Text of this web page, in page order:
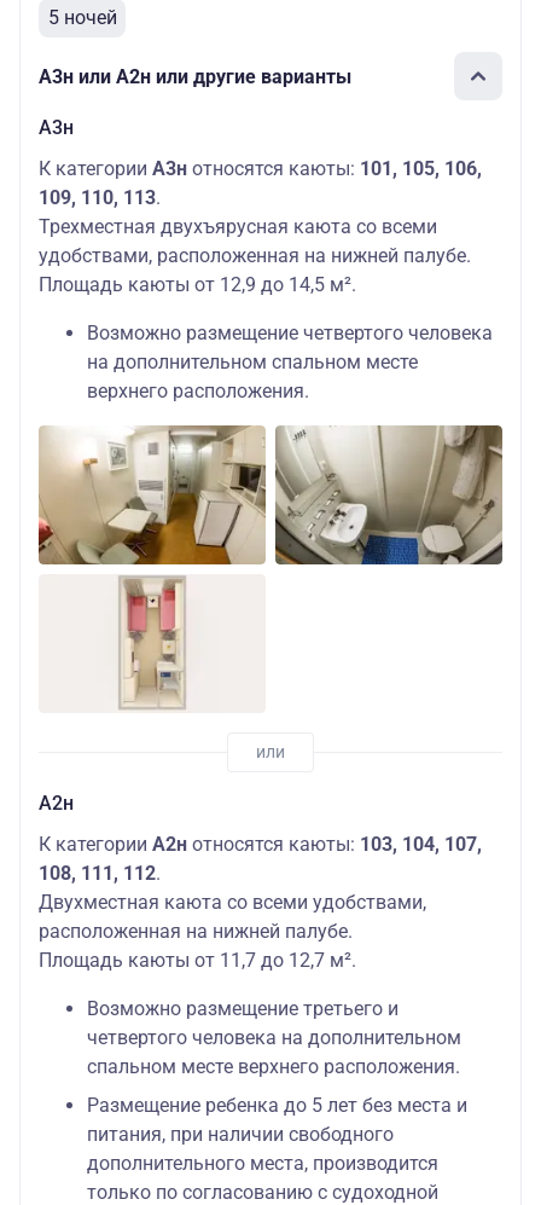
5 ночей
А3н или А2н или другие варианты
А3н
К категории А3н относятся каюты: 101, 105, 106,
109, 110, 113.
Трехместная двухъярусная каюта со всеми
удобствами, расположенная на нижней палубе.
Площадь каюты от 12,9 до 14,5 м².
Возможно размещение четвертого человека
на дополнительном спальном месте
верхнего расположения.
А2н
К категории А2н относятся каюты: 103, 104, 107,
108, 111, 112.
Двухместная каюта со всеми удобствами,
расположенная на нижней палубе.
Площадь каюты от 11,7 до 12,7 м².
Возможно размещение третьего и
четвертого человека на дополнительном
спальном месте верхнего расположения.
Размещение ребенка до 5 лет без места и
питания, при наличии свободного
дополнительного места, производится
только по согласованию с судоходной